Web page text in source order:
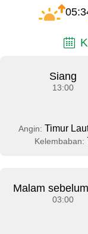
Siang
13:00
Angin: Timur
Kelembaban:
Malam
03:00